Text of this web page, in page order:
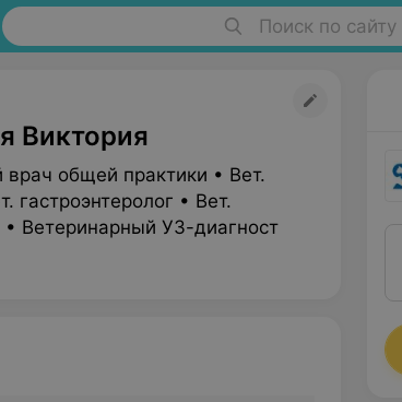
Поиск по сайту
Виктория
общей практики • Вет.
гастроэнтеролог • Вет.
• Ветеринарный УЗ-диагност